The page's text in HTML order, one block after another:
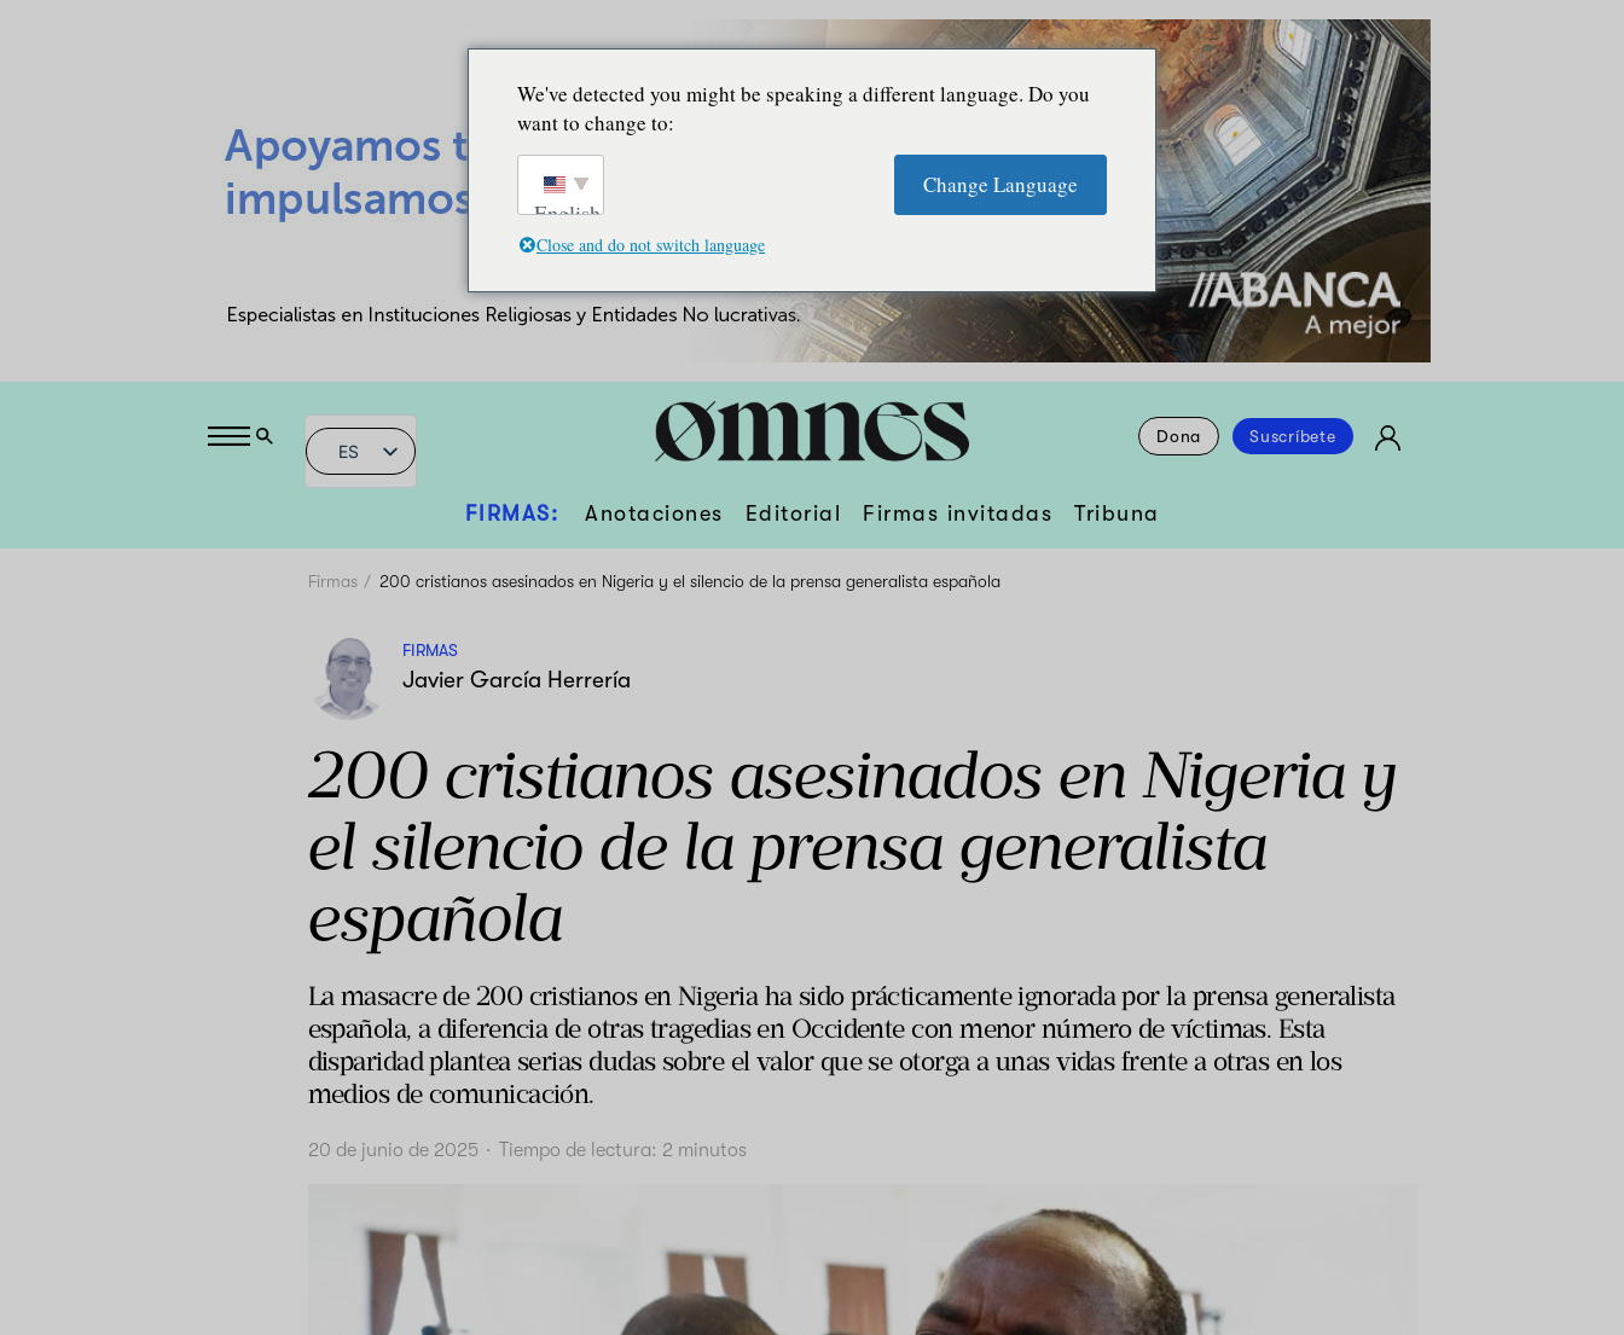
ES
Dona Suscríbete
FIRMAS: Anotaciones Editorial Firmas invitadas Tribuna
Firmas 200 cristianos asesinados en Nigeria y el silencio de la prensa generalista española
FIRMAS
Javier García Herrería
200 cristianos asesinados en Nigeria y
el silencio de la prensa generalista
española
La masacre de 200 cristianos en Nigeria ha sido prácticamente ignorada por la prensa generalista
española, a diferencia de otras tragedias en Occidente con menor número de víctimas. Esta
disparidad plantea serias dudas sobre el valor que se otorga a unas vidas frente a otras en los
medios de comunicación.
20 de junio de 2025 · Tiempo de lectura: 2 minutos
We've detected you might be speaking a different language. Do you
want to change to:
English
Change Language
Close and do not switch language